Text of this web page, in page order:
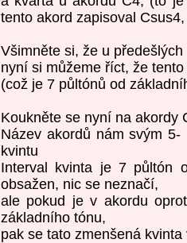
tento akord zapisoval
Všimněte si, že u
nyní si můžeme říct, že
(což je 7 půltónů od
Koukněte se nyní na akordy
Název akordů nám svým
kvintu
Interval kvinta je 7 půltón
obsažen, nic se neznačí,
ale pokud je v akordu
základního tónu,
pak se tato zmenšená